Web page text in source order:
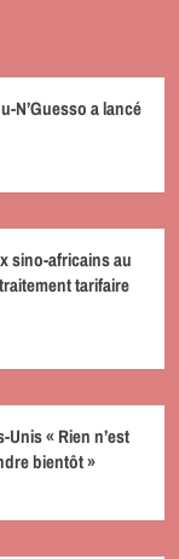
N’Guesso a lancé
sino-africains au
tarifaire
« Rien n’est
bientôt »